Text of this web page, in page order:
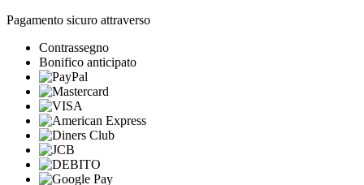
Pagamento sicuro attraverso
Contrassegno
Bonifico anticipato